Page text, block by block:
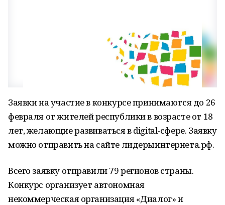
Заявки на участие в конкурсе принимаются до 26
февраля от жителей республики в возрасте от 18
лет, желающие развиваться в digital-сфере. Заявку
можно отправить на сайте лидерыинтернета.рф.
Всего заявку отправили 79 регионов страны.
Конкурс организует автономная
некоммерческая организация «Диалог» и